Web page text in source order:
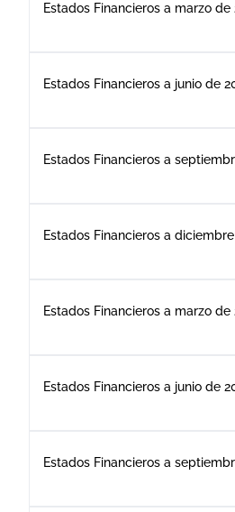
Estados Financieros a marzo de
Estados Financieros a junio de
Estados Financieros a
Estados Financieros a
Estados Financieros a marzo de
Estados Financieros a junio de
Estados Financieros a